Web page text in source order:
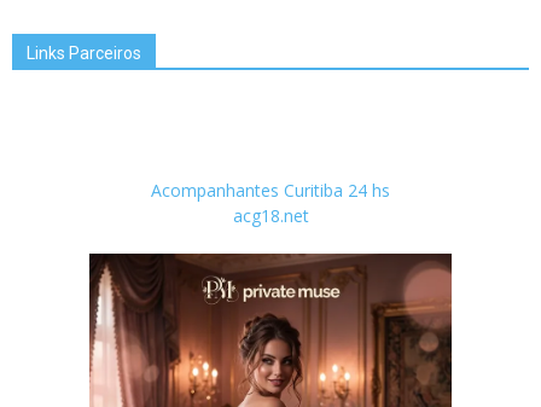
Links Parceiros
Acompanhantes Curitiba 24 hs
acg18.net